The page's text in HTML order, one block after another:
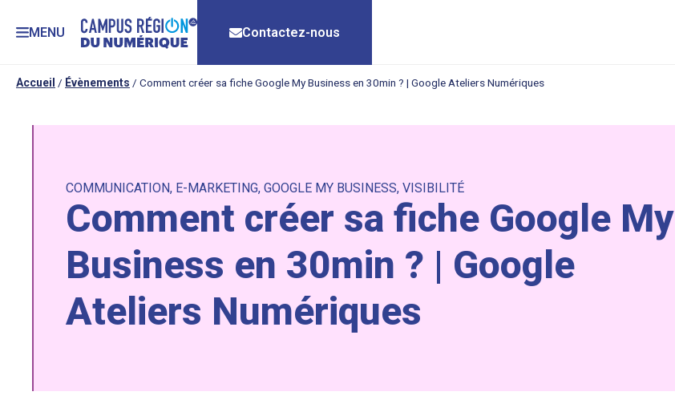
MENU Contactez-nous
Accueil / Évènements / Comment créer sa fiche Google My Business en 30min ? | Google Ateliers Numériques
COMMUNICATION, E-MARKETING, GOOGLE MY BUSINESS, VISIBILITÉ
Comment créer sa fiche Google My
Business en 30min ? | Google
Ateliers Numériques